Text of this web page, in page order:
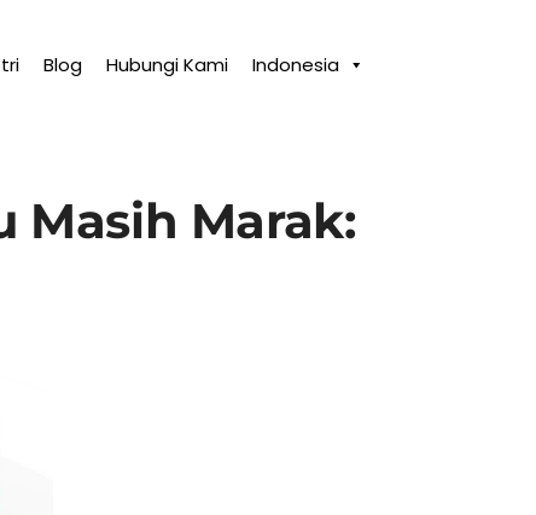
Blog Hubungi Kami Indonesia
Masih Marak: